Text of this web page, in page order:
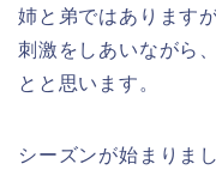
姉と弟ではあります
刺激をしあいながら
とと思います。
シーズンが始まりま